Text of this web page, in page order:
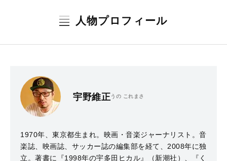
人物プロフィール
宇野維正うの これまさ
1970年、東京都生まれ。映画・音楽ジャーナリスト。音
楽誌、映画誌、サッカー誌の編集部を経て、2008年に独
立。著書に『1998年の宇多田ヒカル』（新潮社）、『く